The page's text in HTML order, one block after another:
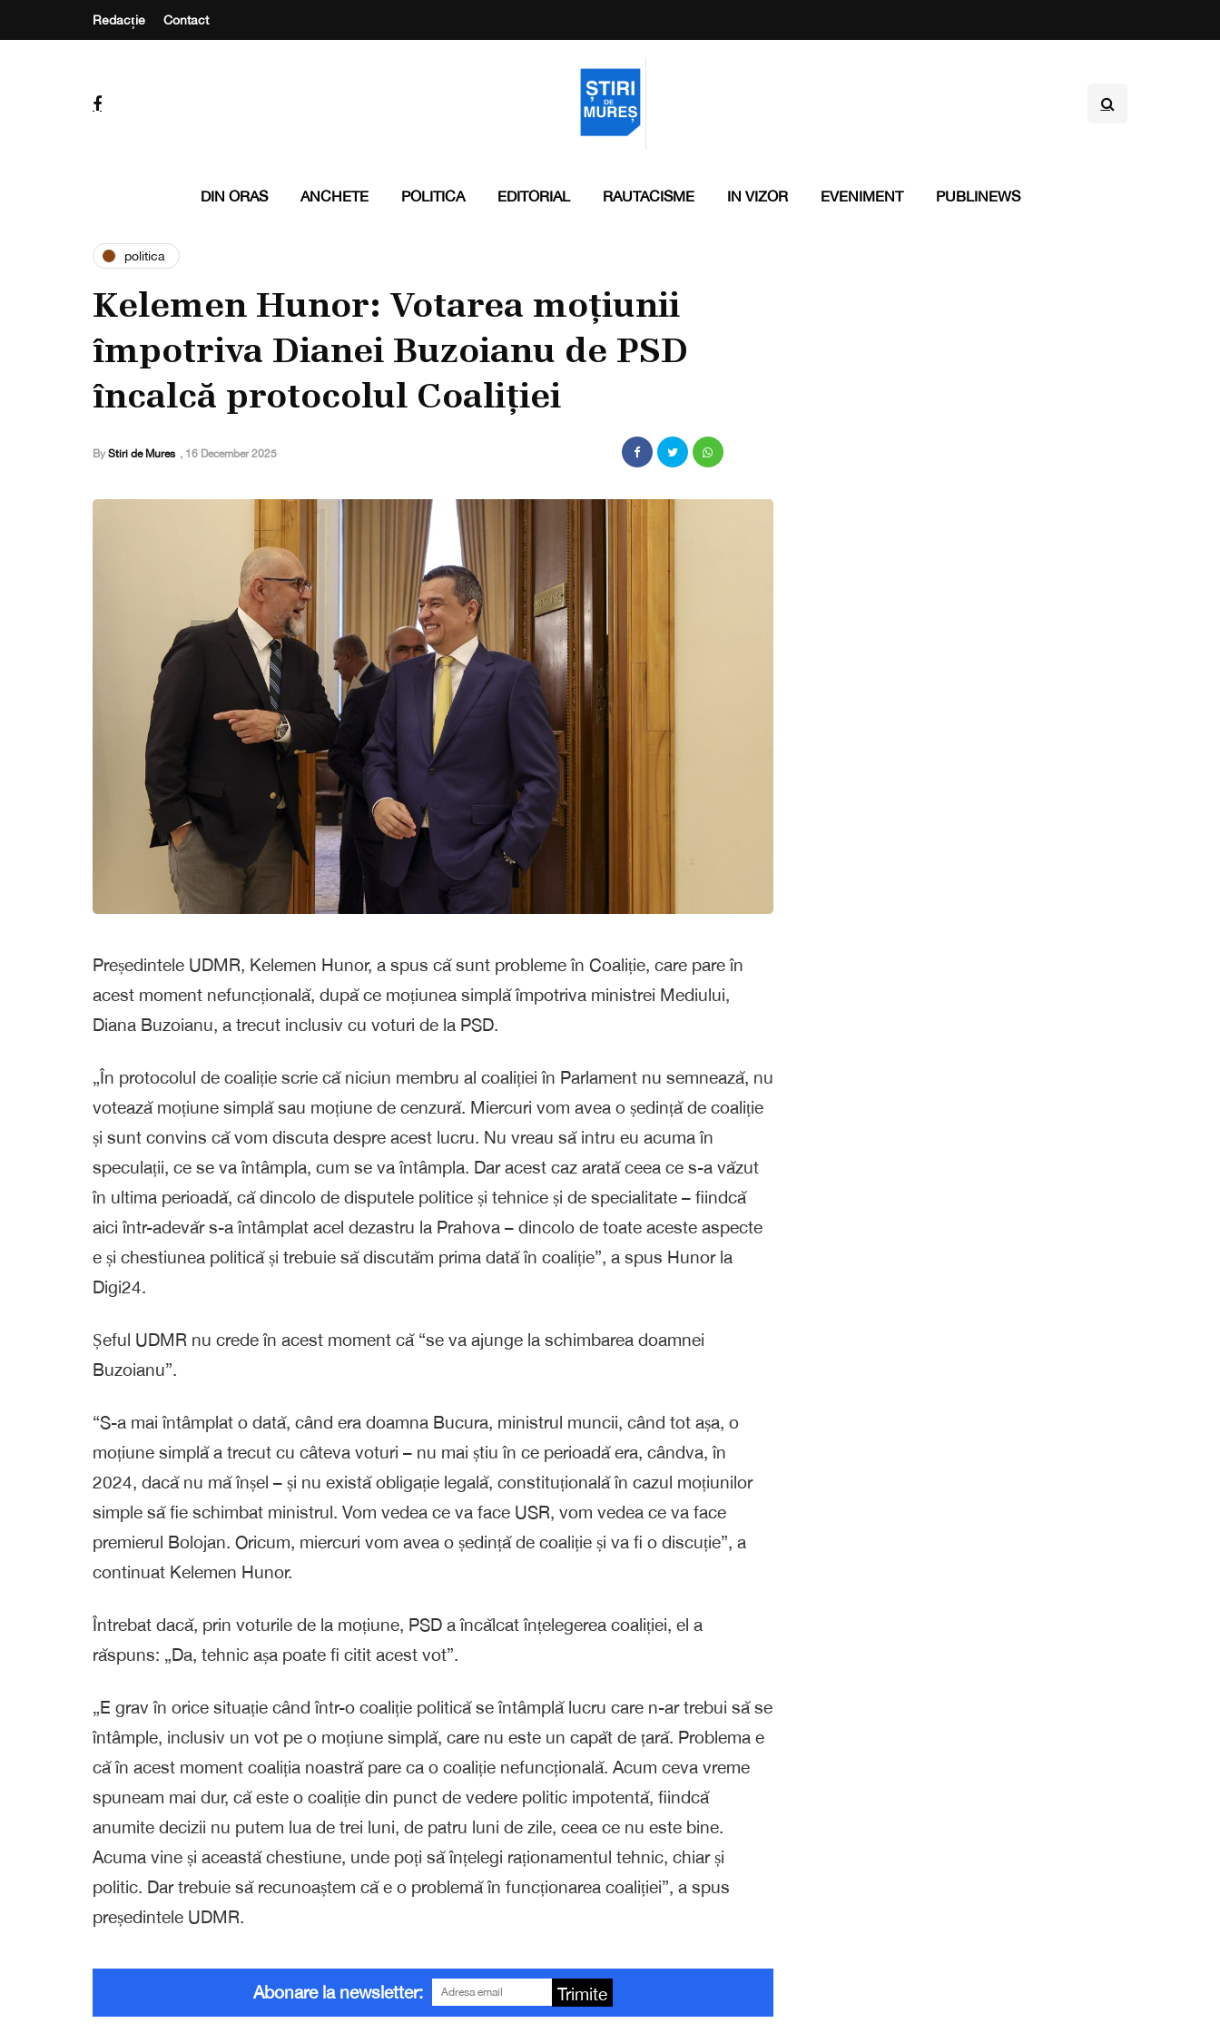
Redacție Contact
DIN ORAS ANCHETE POLITICA EDITORIAL RAUTACISME IN VIZOR EVENIMENT PUBLINEWS
politica
Kelemen Hunor: Votarea moțiunii
împotriva Dianei Buzoianu de PSD
încalcă protocolul Coaliției
By Stiri de Mures , 16 December 2025
Președintele UDMR, Kelemen Hunor, a spus că sunt probleme în Coaliție, care pare în
acest moment nefuncțională, după ce moțiunea simplă împotriva ministrei Mediului,
Diana Buzoianu, a trecut inclusiv cu voturi de la PSD.
„În protocolul de coaliție scrie că niciun membru al coaliției în Parlament nu semnează, nu
votează moțiune simplă sau moțiune de cenzură. Miercuri vom avea o ședință de coaliție
și sunt convins că vom discuta despre acest lucru. Nu vreau să intru eu acuma în
speculații, ce se va întâmpla, cum se va întâmpla. Dar acest caz arată ceea ce s-a văzut
în ultima perioadă, că dincolo de disputele politice și tehnice și de specialitate – fiindcă
aici într-adevăr s-a întâmplat acel dezastru la Prahova – dincolo de toate aceste aspecte
e și chestiunea politică și trebuie să discutăm prima dată în coaliție”, a spus Hunor la
Digi24.
Șeful UDMR nu crede în acest moment că “se va ajunge la schimbarea doamnei
Buzoianu”.
“S-a mai întâmplat o dată, când era doamna Bucura, ministrul muncii, când tot așa, o
moțiune simplă a trecut cu câteva voturi – nu mai știu în ce perioadă era, cândva, în
2024, dacă nu mă înșel – și nu există obligație legală, constituțională în cazul moțiunilor
simple să fie schimbat ministrul. Vom vedea ce va face USR, vom vedea ce va face
premierul Bolojan. Oricum, miercuri vom avea o ședință de coaliție și va fi o discuție”, a
continuat Kelemen Hunor.
Întrebat dacă, prin voturile de la moțiune, PSD a încălcat înțelegerea coaliției, el a
răspuns: „Da, tehnic așa poate fi citit acest vot”.
„E grav în orice situație când într-o coaliție politică se întâmplă lucru care n-ar trebui să se
întâmple, inclusiv un vot pe o moțiune simplă, care nu este un capăt de țară. Problema e
că în acest moment coaliția noastră pare ca o coaliție nefuncțională. Acum ceva vreme
spuneam mai dur, că este o coaliție din punct de vedere politic impotentă, fiindcă
anumite decizii nu putem lua de trei luni, de patru luni de zile, ceea ce nu este bine.
Acuma vine și această chestiune, unde poți să înțelegi raționamentul tehnic, chiar și
politic. Dar trebuie să recunoaștem că e o problemă în funcționarea coaliției”, a spus
președintele UDMR.
Abonare la newsletter: Trimite